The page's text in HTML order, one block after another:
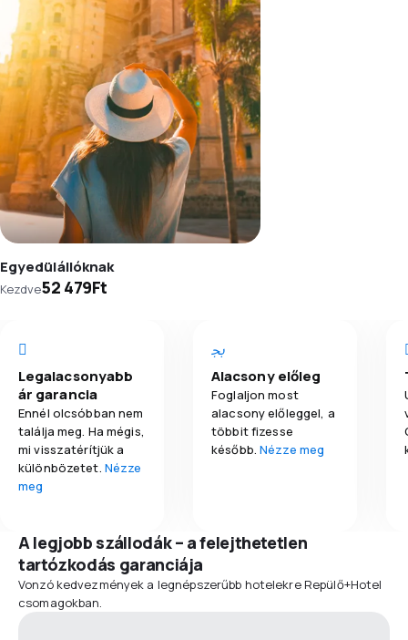
Egyedülállóknak
Kezdve52 479Ft
Legalacsonyabb
ár garancia
Ennél olcsóbban nem
találja meg. Ha mégis,
mi visszatérítjük a
különbözetet. Nézze
meg
Alacsony előleg
Foglaljon most
alacsony előleggel, a
többit fizesse
később.Nézze meg
A legjobb szállodák – a felejthetetlen
tartózkodás garanciája
Vonzó kedvezmények a legnépszerűbb hotelekre Repülő+Hotel
csomagokban.